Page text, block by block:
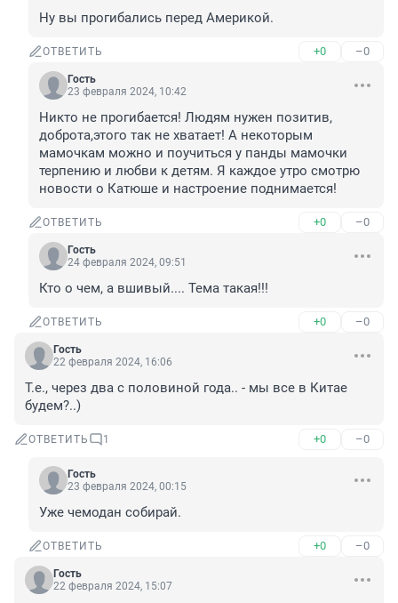
Ну вы прогибались перед Америкой.
ОТВЕТИТЬ +0 –0
Гость
23 февраля 2024, 10:42
Никто не прогибается! Людям нужен позитив,
доброта,этого так не хватает! А некоторым
мамочкам можно и поучиться у панды мамочки
терпению и любви к детям. Я каждое утро смотрю
новости о Катюше и настроение поднимается!
ОТВЕТИТЬ +0 –0
Гость
24 февраля 2024, 09:51
Кто о чем, а вшивый.... Тема такая!!!
ОТВЕТИТЬ +0 –0
Гость
22 февраля 2024, 16:06
Т.е., через два с половиной года.. - мы все в Китае
будем?..)
ОТВЕТИТЬ 1 +0 –0
Гость
23 февраля 2024, 00:15
Уже чемодан собирай.
ОТВЕТИТЬ +0 –0
Гость
22 февраля 2024, 15:07